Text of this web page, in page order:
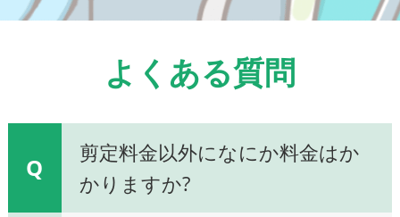
よくある質問
Q
剪定料金以外になにか料金はか
かりますか?